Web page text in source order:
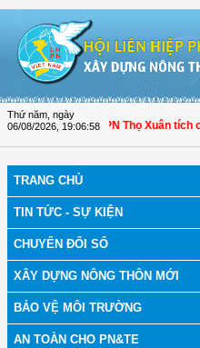
Thứ năm, ngày
06/08/2026 19:07:00
Hội LHPN Thọ Xuân tích cực
TRANG CHỦ
TIN TỨC - SỰ KIỆN
CHUYỂN ĐỔI SỐ
XÂY DỰNG NÔNG THÔN MỚI
BẢO VỆ MÔI TRƯỜNG
AN TOÀN CHO PN&TE
OK